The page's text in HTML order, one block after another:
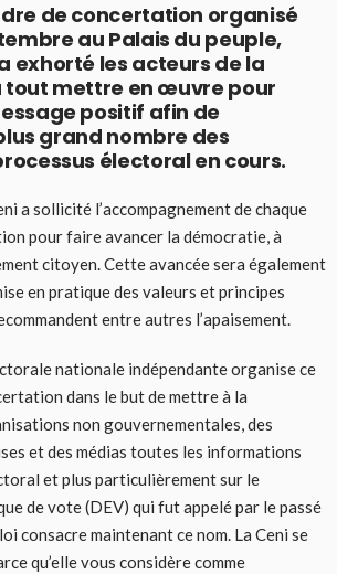
de concertation organisé
au Palais du peuple,
exhorté les acteurs de la
tout mettre en œuvre pour
positif afin de
grand nombre des
électoral en cours.
a sollicité l’accompagnement de chaque
pour faire avancer la démocratie, à
citoyen. Cette avancée sera également
en pratique des valeurs et principes
entre autres l’apaisement.
nationale indépendante organise ce
dans le but de mettre à la
non gouvernementales, des
et des médias toutes les informations
et plus particulièrement sur le
de vote (DEV) qui fut appelé par le passé
consacre maintenant ce nom. La Ceni se
qu’elle vous considère comme